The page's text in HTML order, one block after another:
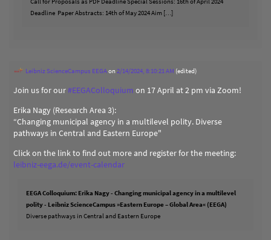
Deadline Paper Abstracts: 14th of May 2024 Aim […]
Leibniz ScienceCampus EEGAon2/14/2024, 8:10:21 AM (edited)
Join us for our#EEGAColloquium on 17 April at 2 pm via Zoom!
Erika Nagy (Research Area 3):
“Changing municipal agency in a multilevel polity. Diverse
pathways in Central and Eastern Europe"
Click on the link to find out more and register for the meeting:
leibniz-eega.de/event-calendar
EEGA Colloquium: Erika Nagy - Changing municipal agency in a multilevel
polity - Leibniz ScienceCampus »Eastern Europe – Global Area« (EEGA)
Diverse pathways in Central and Eastern Europe